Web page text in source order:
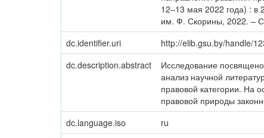
12–13 мая 2022 года) : в
им. Ф. Скорины, 2022. –
dc.identifier.uri http://elib.gsu.by/handle/
dc.description.abstract
Исследование
анализ научной
правовой категории. На
правовой природы
dc.language.iso ru